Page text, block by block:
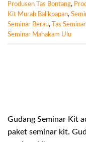
Produsen Tas Bontang,
Kit Murah Balikpapan,
Seminar Berau, Tas
Seminar Mahakam Ulu
Gudang Seminar Kit
paket seminar kit.